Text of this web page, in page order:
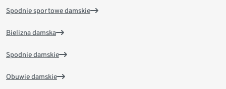
Spodnie sportowe damskie
Bielizna damska
Spodnie damskie
Obuwie damskie